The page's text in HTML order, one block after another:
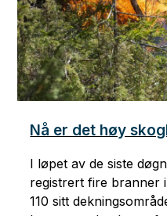
Nå er det høy
I løpet av de siste
registrert fire branner
110 sitt